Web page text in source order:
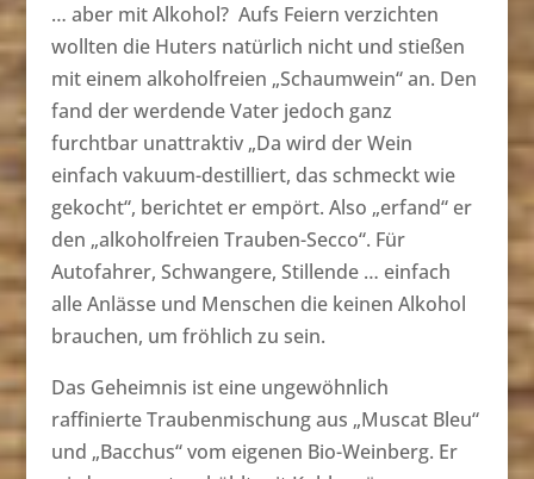
… aber mit Alkohol? Aufs Feiern verzichten
wollten die Huters natürlich nicht und stießen
mit einem alkoholfreien „Schaumwein“ an. Den
fand der werdende Vater jedoch ganz
furchtbar unattraktiv „Da wird der Wein
einfach vakuum-destilliert, das schmeckt wie
gekocht“, berichtet er empört. Also „erfand“ er
den „alkoholfreien Trauben-Secco“. Für
Autofahrer, Schwangere, Stillende … einfach
alle Anlässe und Menschen die keinen Alkohol
brauchen, um fröhlich zu sein.
Das Geheimnis ist eine ungewöhnlich
raffinierte Traubenmischung aus „Muscat Bleu“
und „Bacchus“ vom eigenen Bio-Weinberg. Er